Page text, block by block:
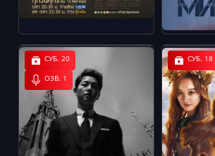
СУБ. 20
ОЗВ. 1
СУБ. 18